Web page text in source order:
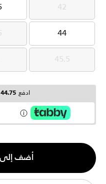
42
42
44
44
45.5
45.5
ادفع 144.75 ر.س
الكمية
1
أضف